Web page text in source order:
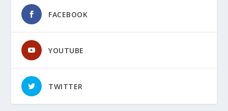
FACEBOOK
YOUTUBE
TWITTER